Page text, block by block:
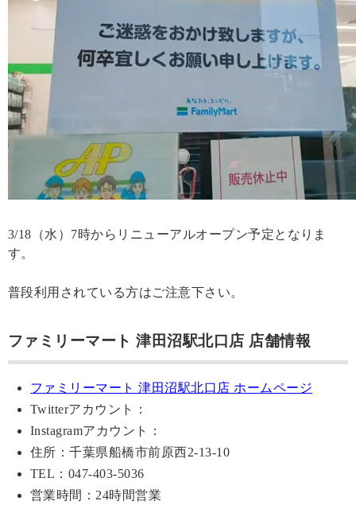
3/18（水）7時からリニューアルオープン予定となりま
す。
普段利用されている方はご注意下さい。
ファミリーマート 津田沼駅北口店 店舗情報
ファミリーマート 津田沼駅北口店 ホームページ
Twitterアカウント：
Instagramアカウント：
住所：千葉県船橋市前原西2-13-10
TEL：047-403-5036
営業時間：24時間営業